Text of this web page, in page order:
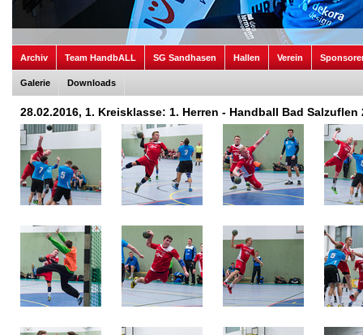
Archiv Team HandbALL SG Sandhasen Hallen Verein
Galerie Downloads
28.02.2016, 1. Kreisklasse: 1. Herren - Handball Bad Salzuflen